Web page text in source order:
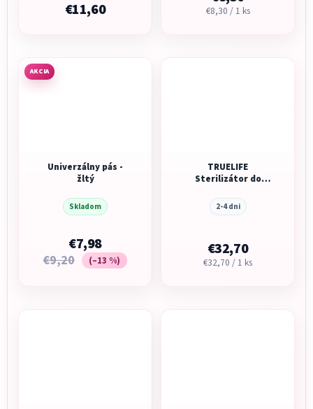
€11,60
Jednotková
€8,30 / 1 ks
AKCIA
Univerzálny pás -
žltý
Skladom
€7,98
€9,20 (–13 %)
TRUELIFE
Sterilizátor do
Invio MS5
2-4 dni
€32,70
Jednotková
€32,70 / 1 ks